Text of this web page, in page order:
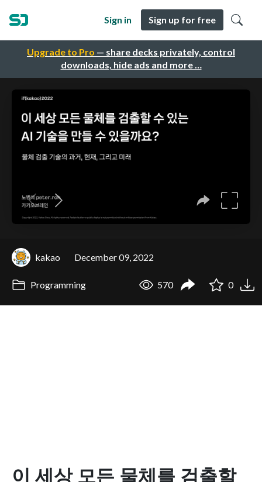
Upgrade to Pro — share decks privately, control
downloads, hide ads and more …
Sign in Sign up for free
kakao December 09, 2022
Programming 570 0
이 세상 모든 물체를 검출할